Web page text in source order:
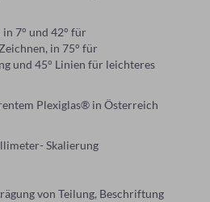
7° und 42° für
in 75° für
und 45° Linien für leichteres
Plexiglas® in Österreich
Skalierung
von Teilung, Beschriftung